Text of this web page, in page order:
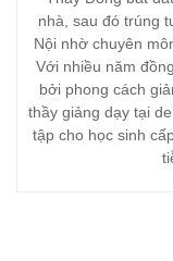
nhà, sau đó trúng
Nội nhờ chuyên
Với nhiều năm
bởi phong cách
thầy giảng dạy tại
tập cho học sinh